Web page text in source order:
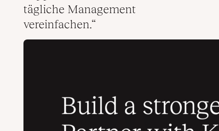
tägliche Management
vereinfachen.